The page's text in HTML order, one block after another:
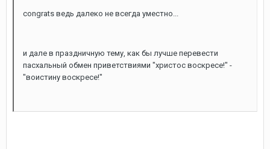
congrats ведь далеко не всегда уместно...
и дале в праздничную тему, как бы лучше перевести
пасхальный обмен приветствиями "христос воскресе!" -
"воистину воскресе!"